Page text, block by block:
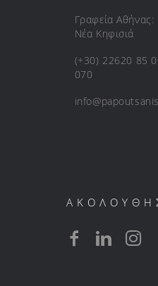
Γραφεία
Νέα Κηφισιά
(+30) 22620 85
070